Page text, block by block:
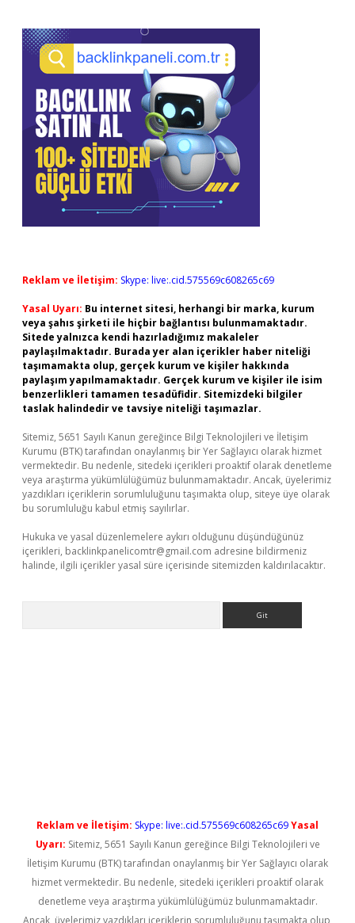
Reklam ve İletişim: Skype: live:.cid.575569c608265c69
Yasal Uyarı: Bu internet sitesi, herhangi bir marka, kurum
veya şahıs şirketi ile hiçbir bağlantısı bulunmamaktadır.
Sitede yalnızca kendi hazırladığımız makaleler
paylaşılmaktadır. Burada yer alan içerikler haber niteliği
taşımamakta olup, gerçek kurum ve kişiler hakkında
paylaşım yapılmamaktadır. Gerçek kurum ve kişiler ile isim
benzerlikleri tamamen tesadüfidir. Sitemizdeki bilgiler
taslak halindedir ve tavsiye niteliği taşımazlar.
Sitemiz, 5651 Sayılı Kanun gereğince Bilgi Teknolojileri ve İletişim
Kurumu (BTK) tarafından onaylanmış bir Yer Sağlayıcı olarak hizmet
vermektedir. Bu nedenle, sitedeki içerikleri proaktif olarak denetleme
veya araştırma yükümlülüğümüz bulunmamaktadır. Ancak, üyelerimiz
yazdıkları içeriklerin sorumluluğunu taşımakta olup, siteye üye olarak
bu sorumluluğu kabul etmiş sayılırlar.
Hukuka ve yasal düzenlemelere aykırı olduğunu düşündüğünüz
içerikleri, backlinkpanelicomtr@gmail.com adresine bildirmeniz
halinde, ilgili içerikler yasal süre içerisinde sitemizden kaldırılacaktır.
Reklam ve İletişim: Skype: live:.cid.575569c608265c69Yasal
Uyarı: Sitemiz, 5651 Sayılı Kanun gereğince Bilgi Teknolojileri ve
İletişim Kurumu (BTK) tarafından onaylanmış bir Yer Sağlayıcı olarak
hizmet vermektedir. Bu nedenle, sitedeki içerikleri proaktif olarak
denetleme veya araştırma yükümlülüğümüz bulunmamaktadır.
Ancak, üyelerimiz yazdıkları içeriklerin sorumluluğunu taşımakta olup,